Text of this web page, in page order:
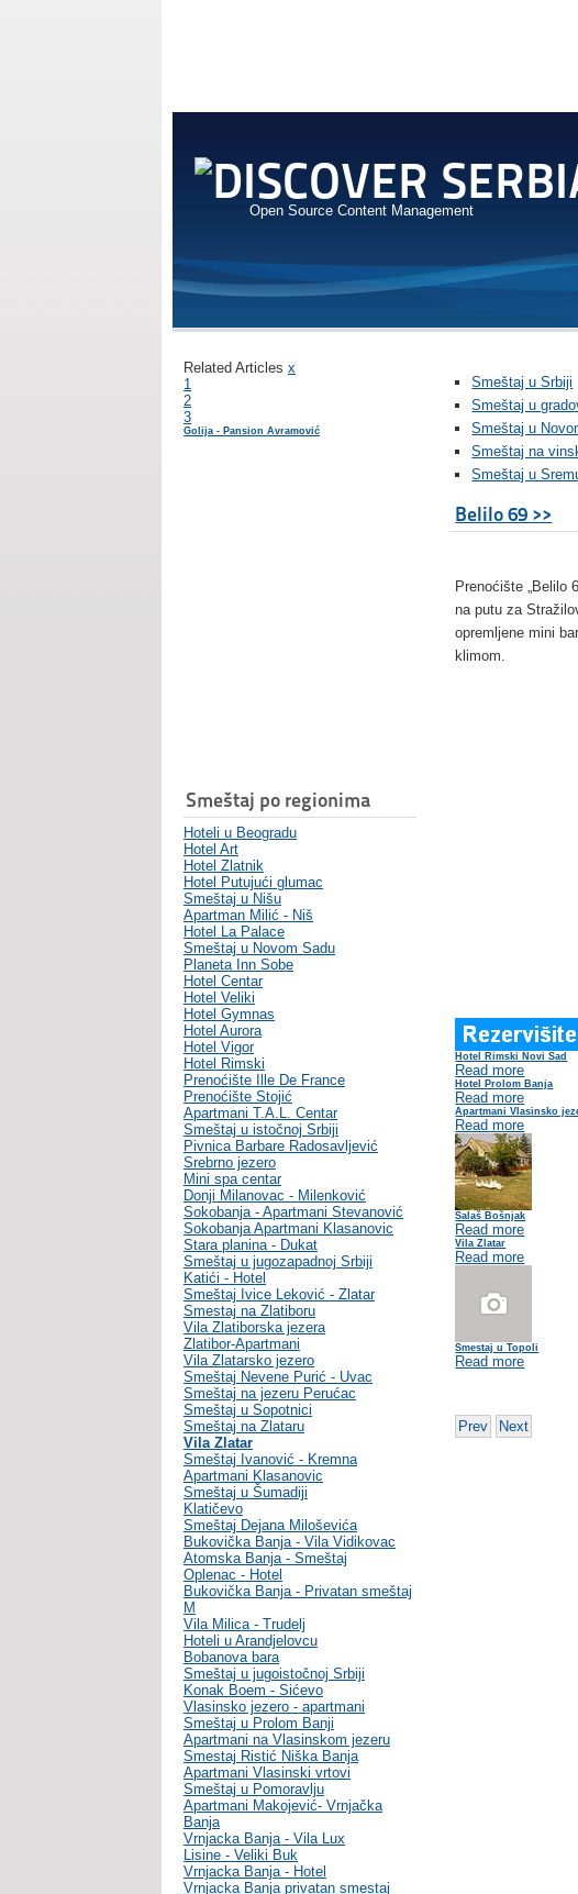
Open Source Content Management
Related Articles x
1
2
3
Golija - Pansion Avramović
Smeštaj po regionima
Hoteli u Beogradu
Hotel Art
Hotel Zlatnik
Hotel Putujući glumac
Smeštaj u Nišu
Apartman Milić - Niš
Hotel La Palace
Smeštaj u Novom Sadu
Planeta Inn Sobe
Hotel Centar
Hotel Veliki
Hotel Gymnas
Hotel Aurora
Hotel Vigor
Hotel Rimski
Prenoćište Ille De France
Prenoćište Stojić
Apartmani T.A.L. Centar
Smeštaj u istočnoj Srbiji
Pivnica Barbare Radosavljević
Srebrno jezero
Mini spa centar
Donji Milanovac - Milenković
Sokobanja - Apartmani Stevanović
Sokobanja Apartmani Klasanovic
Stara planina - Dukat
Smeštaj u jugozapadnoj Srbiji
Katići - Hotel
Smeštaj Ivice Leković - Zlatar
Smestaj na Zlatiboru
Vila Zlatiborska jezera
Zlatibor-Apartmani
Vila Zlatarsko jezero
Smeštaj Nevene Purić - Uvac
Smeštaj na jezeru Perućac
Smeštaj u Sopotnici
Smeštaj na Zlataru
Vila Zlatar
Smeštaj Ivanović - Kremna
Apartmani Klasanovic
Smeštaj u Šumadiji
Klatičevo
Smeštaj Dejana Miloševića
Bukovička Banja - Vila Vidikovac
Atomska Banja - Smeštaj
Oplenac - Hotel
Bukovička Banja - Privatan smeštaj
M
Vila Milica - Trudelj
Hoteli u Arandjelovcu
Bobanova bara
Smeštaj u jugoistočnoj Srbiji
Konak Boem - Sićevo
Vlasinsko jezero - apartmani
Smeštaj u Prolom Banji
Apartmani na Vlasinskom jezeru
Smestaj Ristić Niška Banja
Apartmani Vlasinski vrtovi
Smeštaj u Pomoravlju
Apartmani Makojević- Vrnjačka
Banja
Vrnjacka Banja - Vila Lux
Lisine - Veliki Buk
Vrnjacka Banja - Hotel
Vrnjacka Banja privatan smestaj
Smeštaj u Srbiji
Smeštaj u
Smeštaj u
Smeštaj na
Smeštaj u
Belilo 69 >>
Prenoćište „Belilo
na putu za
opremljene mini
klimom.
Hotel Rimski Novi Sad
Read more
Hotel Prolom Banja
Read more
Apartmani Vlasinsko
Read more
Salaš Bošnjak
Read more
Vila Zlatar
Read more
Smestaj u Topoli
Read more
Prev Next